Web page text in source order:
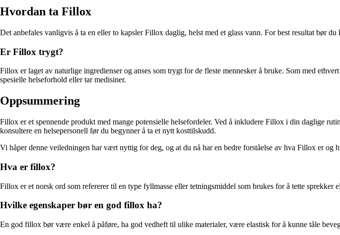
Hvordan ta Fillox
Det anbefales vanligvis å ta en eller to kapsler Fillox daglig, helst med et glass vann. For best resultat bør
Er Fillox trygt?
Fillox er laget av naturlige ingredienser og anses som trygt for de fleste mennesker å bruke. Som med
spesielle helseforhold eller tar medisiner.
Oppsummering
Fillox er et spennende produkt med mange potensielle helsefordeler. Ved å inkludere Fillox i din daglige
konsultere en helsepersonell før du begynner å ta et nytt kosttilskudd.
Vi håper denne veiledningen har vært nyttig for deg, og at du nå har en bedre forståelse av hva Fillox er
Hva er fillox?
Fillox er et norsk ord som refererer til en type fyllmasse eller tetningsmiddel som brukes for å tette sprekker
Hvilke egenskaper bør en god fillox ha?
En god fillox bør være enkel å påføre, ha god vedheft til ulike materialer, være elastisk for å kunne tåle